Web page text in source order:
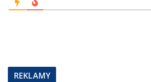
REKLAMY